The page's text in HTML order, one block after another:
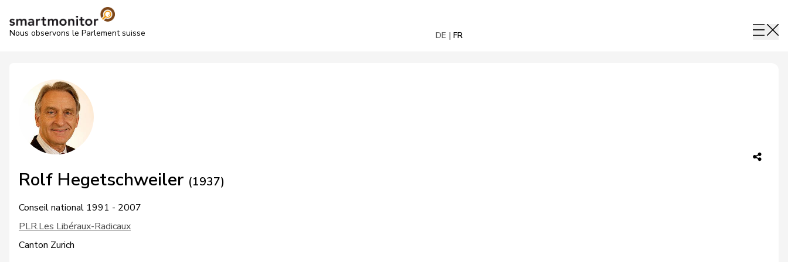
Nous observons le Parlement suisse DE FR
Rolf Hegetschweiler (1937)
Conseil national 1991 - 2007
PLR.Les Libéraux-Radicaux
Canton Zurich